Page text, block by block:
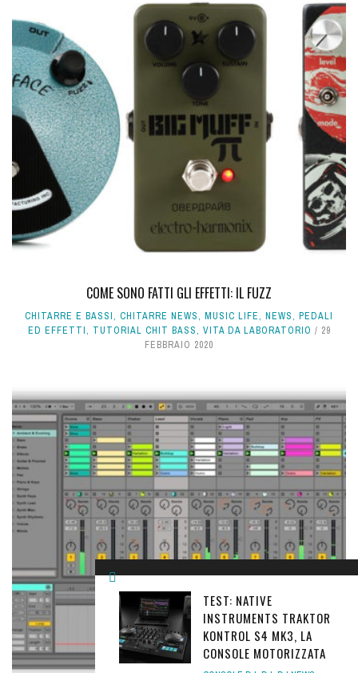
COME SONO FATTI GLI EFFETTI: IL FUZZ
CHITARRE E BASSI, CHITARRE NEWS, MUSIC LIFE, NEWS, PEDALI
ED EFFETTI, TUTORIAL CHIT BASS, VITA DA LABORATORIO
29
FEBBRAIO 2020
TEST: NATIVE
INSTRUMENTS TRAKTOR
KONTROL S4 MK3, LA
CONSOLE MOTORIZZATA